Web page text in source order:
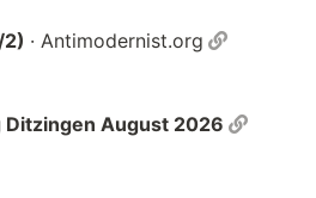
· Antimodernist.org
August 2026